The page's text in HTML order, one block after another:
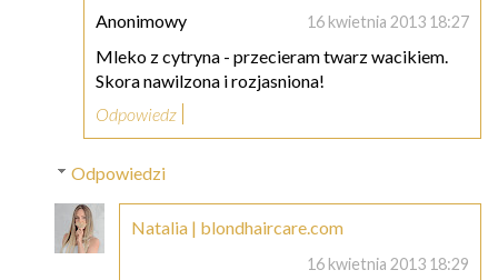
Anonimowy 16 kwietnia 2013 18:27
Mleko z cytryna - przecieram twarz wacikiem.
Skora nawilzona i rozjasniona!
Odpowiedz
Odpowiedzi
Natalia | blondhaircare.com
16 kwietnia 2013 18:29